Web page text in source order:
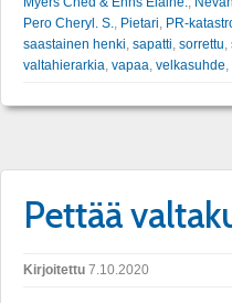
Pero Cheryl. S., Pietari, PR-
saastainen henki, sapatti, sorrettu,
valtahierarkia, vapaa, velkasuhde,
Pettää
Kirjoitettu 7.10.2020